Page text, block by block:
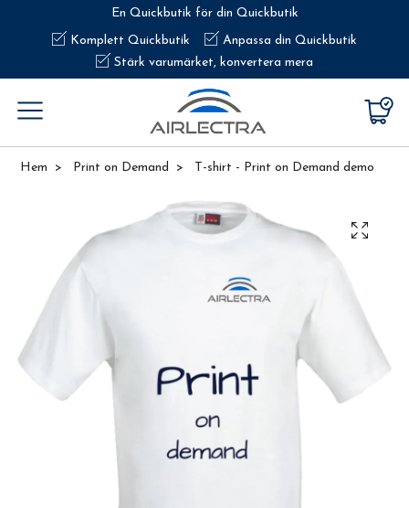
En Quickbutik för din Quickbutik
Komplett Quickbutik
Anpassa din Quickbutik
Stärk varumärket, konvertera mera
Hem Print on Demand T-shirt - Print on Demand demo